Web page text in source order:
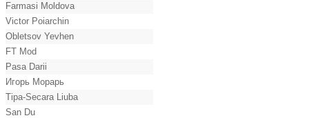
Farmasi Moldova
Victor Poiarchin
Obletsov Yevhen
FT Mod
Pasa Darii
Игорь Морарь
Tipa-Secara Liuba
San Du